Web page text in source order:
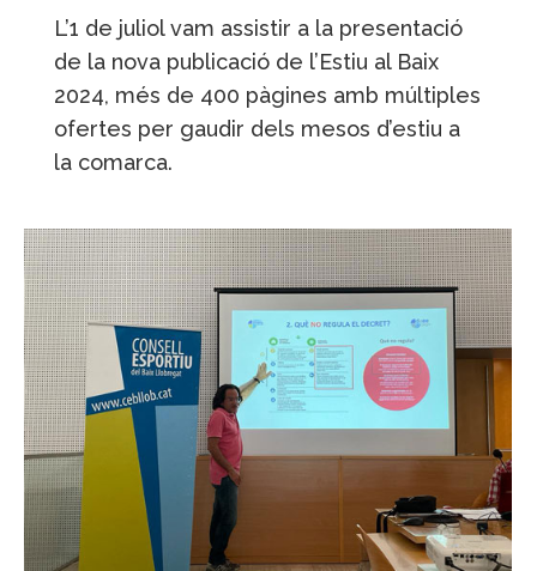
L’1 de juliol vam assistir a la presentació
de la nova publicació de l’Estiu al Baix
2024, més de 400 pàgines amb múltiples
ofertes per gaudir dels mesos d’estiu a
la comarca.